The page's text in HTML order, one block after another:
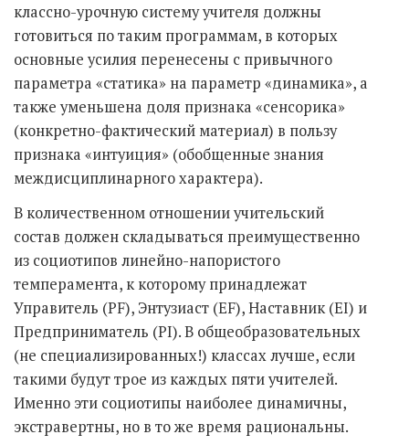
классно-урочную систему учителя должны
готовиться по таким программам, в которых
основные усилия перенесены с привычного
параметра «статика» на параметр «динамика», а
также уменьшена доля признака «сенсорика»
(конкретно-фактический материал) в пользу
признака «интуиция» (обобщенные знания
междисциплинарного характера).
В количественном отношении учительский
состав должен складываться преимущественно
из социотипов линейно-напористого
темперамента, к которому принадлежат
Управитель (PF), Энтузиаст (EF), Наставник (EI) и
Предприниматель (PI). В общеобразовательных
(не специализированных!) классах лучше, если
такими будут трое из каждых пяти учителей.
Именно эти социотипы наиболее динамичны,
экстравертны, но в то же время рациональны.